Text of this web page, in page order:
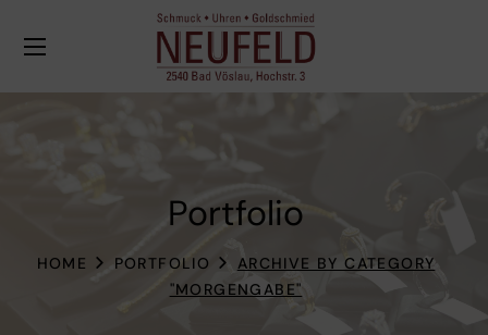
Portfolio
HOME PORTFOLIO
ARCHIVE BY CATEGORY
"MORGENGABE"